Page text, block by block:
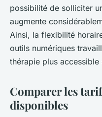
possibilité de solliciter
augmente
Ainsi, la flexibilité
outils numériques
thérapie plus
Comparer les
disponibles